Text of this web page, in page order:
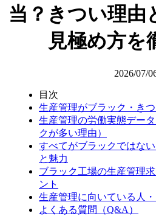
当？きつい理由
見極め方を
2026/07/
目次
生産管理がブラック・き
生産管理の労働実態デー
クが多い理由）
すべてがブラックではな
と魅力
ブラック工場の生産管理
ント
生産管理に向いている人
よくある質問（Q&A）